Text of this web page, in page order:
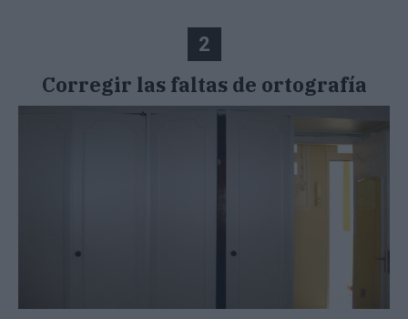
2
Corregir las faltas de ortografía